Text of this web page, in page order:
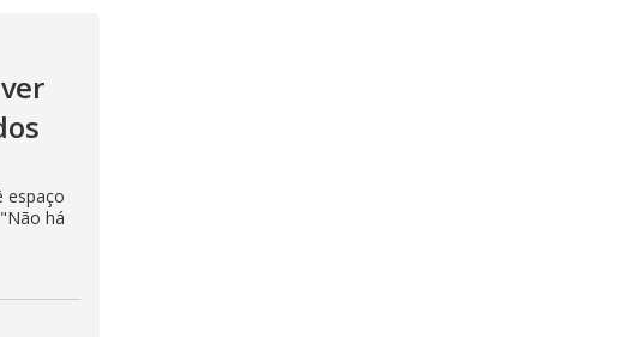
espaço
há